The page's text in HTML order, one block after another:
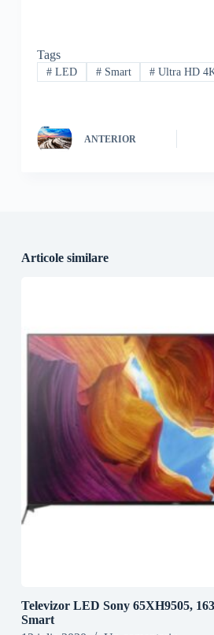
Tags
#LED #Smart # Ultra HD
ANTERIOR
Articole similare
Televizor LED Sony 65XH9505,
Smart